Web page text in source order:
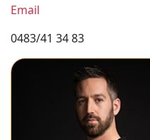
Email
0483/41 34 83